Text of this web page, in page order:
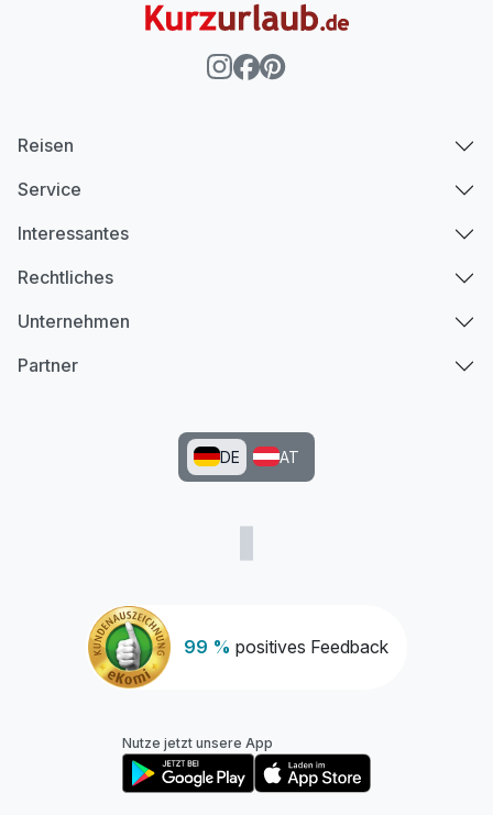
99 % positives Feedback
Reisen
Service
Interessantes
Rechtliches
Unternehmen
Partner
DE AT
Nutze jetzt unsere App